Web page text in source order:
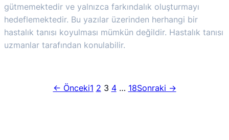
Nedir?
gütmemektedir ve yalnızca farkındalık oluşturmayı
hedeflemektedir. Bu yazılar üzerinden herhangi bir
hastalık tanısı koyulması mümkün değildir. Hastalık tanısı
uzmanlar tarafından konulabilir.
← Önceki1 2 3 4 … 18Sonraki →